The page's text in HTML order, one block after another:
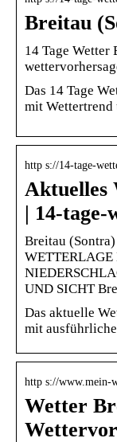
Breitau
14 Tage Wetter
Das 14 Tage
mit Wettertrend
http s://14-tage-
Aktuelles
| 14-tage-
Breitau
WETTERLAGE
UND SICHT
Das aktuelle
mit
http s://www.mein-
Wetter